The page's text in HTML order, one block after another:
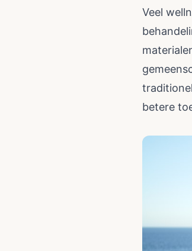
Veel
betere